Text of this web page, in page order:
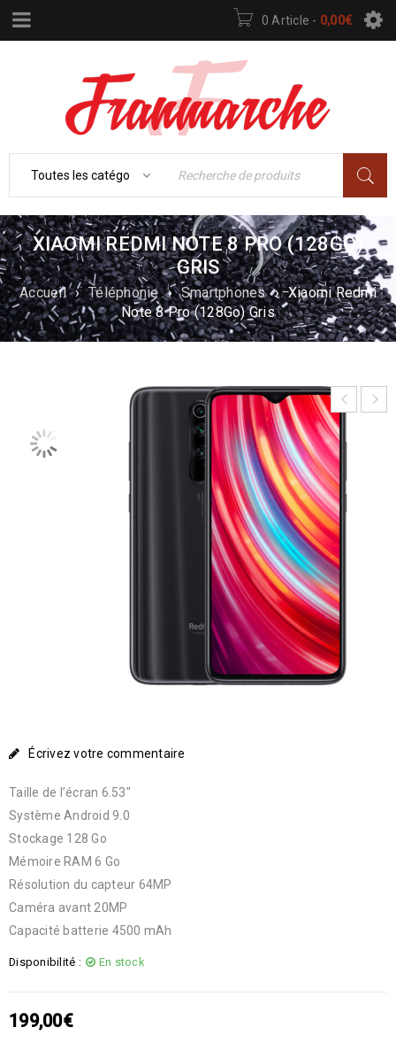
0 Article - 0,00€
XIAOMI REDMI NOTE 8 PRO (128GO)
GRIS
Accueil › Téléphonie › Smartphones › Xiaomi Redmi
Note 8 Pro (128Go) Gris
Écrivez votre commentaire
Taille de l’écran 6.53″
Système Android 9.0
Stockage 128 Go
Mémoire RAM 6 Go
Résolution du capteur 64MP
Caméra avant 20MP
Capacité batterie 4500 mAh
Disponibilité : En stock
199,00€